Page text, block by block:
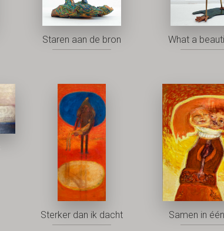
Staren aan de bron What a
Sterker dan ik dacht Samen in